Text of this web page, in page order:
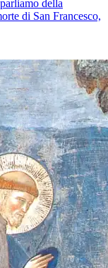
della
di San Francesco,